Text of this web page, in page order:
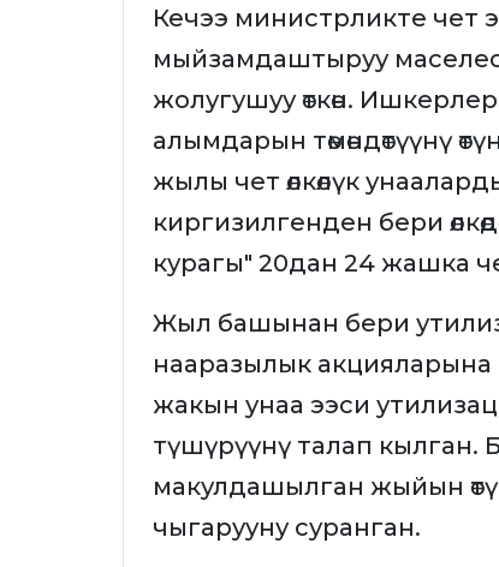
Кечээ министрликте чет
мыйзамдаштыруу
жолугушуу өткөн.
алымдарын төмөндөтүүнү
жылы чет өлкөлүк
киргизилгенден бери
курагы" 20дан 24 жашка
Жыл башынан бери
нааразылык акцияларына
жакын унаа ээси
түшүрүүнү талап кылган.
макулдашылган жыйын
чыгарууну суранган.